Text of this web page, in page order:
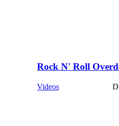
Rock N' Roll
Videos